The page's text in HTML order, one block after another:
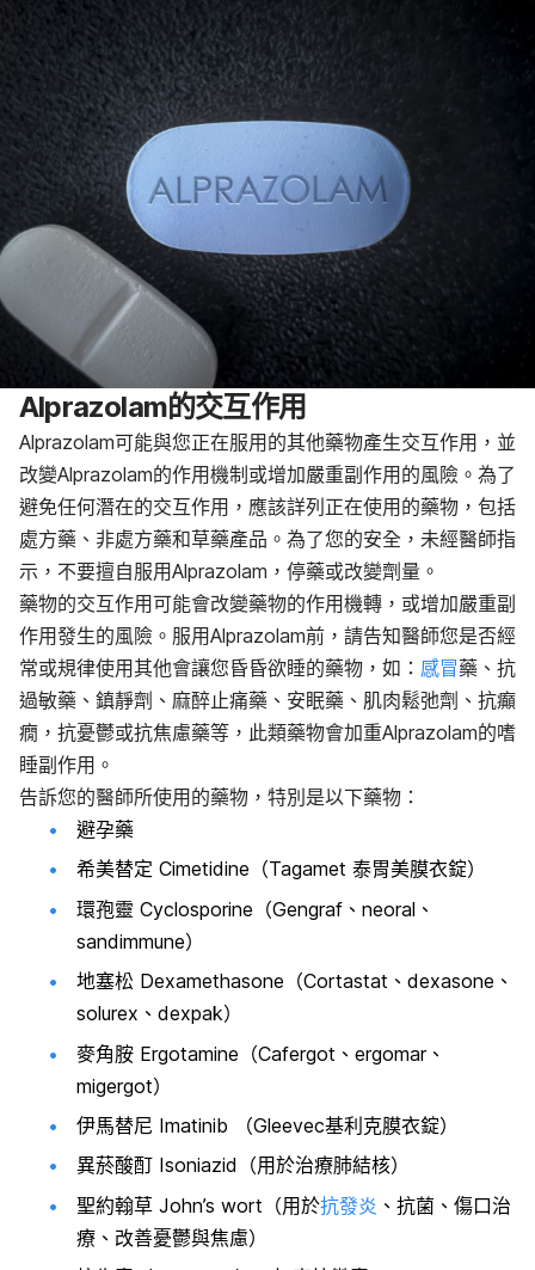
Alprazolam的交互作用
Alprazolam可能與您正在服用的其他藥物產生交互作用，並
改變Alprazolam的作用機制或增加嚴重副作用的風險。為了
避免任何潛在的交互作用，應該詳列正在使用的藥物，包括
處方藥、非處方藥和草藥產品。為了您的安全，未經醫師指
示，不要擅自服用Alprazolam，停藥或改變劑量。
藥物的交互作用可能會改變藥物的作用機轉，或增加嚴重副
作用發生的風險。服用Alprazolam前，請告知醫師您是否經
常或規律使用其他會讓您昏昏欲睡的藥物，如： 感冒藥、抗
過敏藥、鎮靜劑、麻醉止痛藥、安眠藥、肌肉鬆弛劑、抗癲
癇，抗憂鬱或抗焦慮藥等，此類藥物會加重Alprazolam的嗜
睡副作用。
告訴您的醫師所使用的藥物，特別是以下藥物：
避孕藥
希美替定 Cimetidine（Tagamet 泰胃美膜衣錠）
環孢靈 Cyclosporine（Gengraf、neoral、
sandimmune）
地塞松 Dexamethasone（Cortastat、dexasone、
solurex、dexpak）
麥角胺 Ergotamine（Cafergot、ergomar、
migergot）
伊馬替尼 Imatinib （Gleevec基利克膜衣錠）
異菸酸酊 Isoniazid（用於治療肺結核）
聖約翰草 John’s wort（用於抗發炎 、抗菌、傷口治
療、改善憂鬱與焦慮）